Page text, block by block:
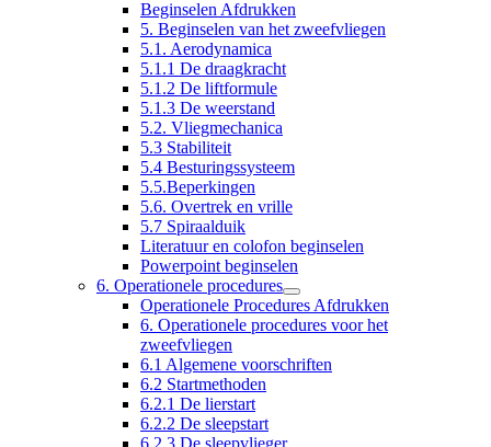
Beginselen Afdrukken
5. Beginselen van het zweefvliegen
5.1. Aerodynamica
5.1.1 De draagkracht
5.1.2 De liftformule
5.1.3 De weerstand
5.2. Vliegmechanica
5.3 Stabiliteit
5.4 Besturingssysteem
5.5.Beperkingen
5.6. Overtrek en vrille
5.7 Spiraalduik
Literatuur en colofon beginselen
Powerpoint beginselen
6. Operationele procedures
Operationele Procedures Afdrukken
6. Operationele procedures voor het
zweefvliegen
6.1 Algemene voorschriften
6.2 Startmethoden
6.2.1 De lierstart
6.2.2 De sleepstart
6.2.3 De sleepvlieger